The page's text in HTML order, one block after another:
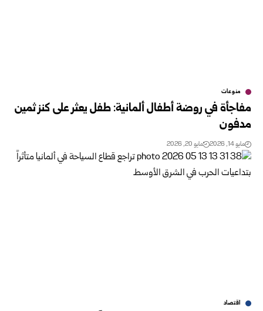
منوعات
مفاجأة في روضة أطفال ألمانية: طفل يعثر على كنز ثمين
مدفون
مايو 14, 2026 مايو 20, 2026
اقتصاد